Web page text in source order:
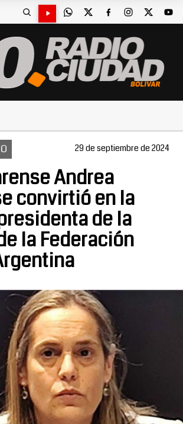
29 de septiembre de 2024
Andrea
convirtió en la
de la
la Federación